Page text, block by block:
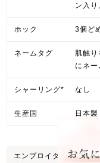
ン入り
ホック 3個ど
ネームタグ
肌触
にネー
シャーリング* なし
生産国 日本製
エンブロイダリ
エンブ